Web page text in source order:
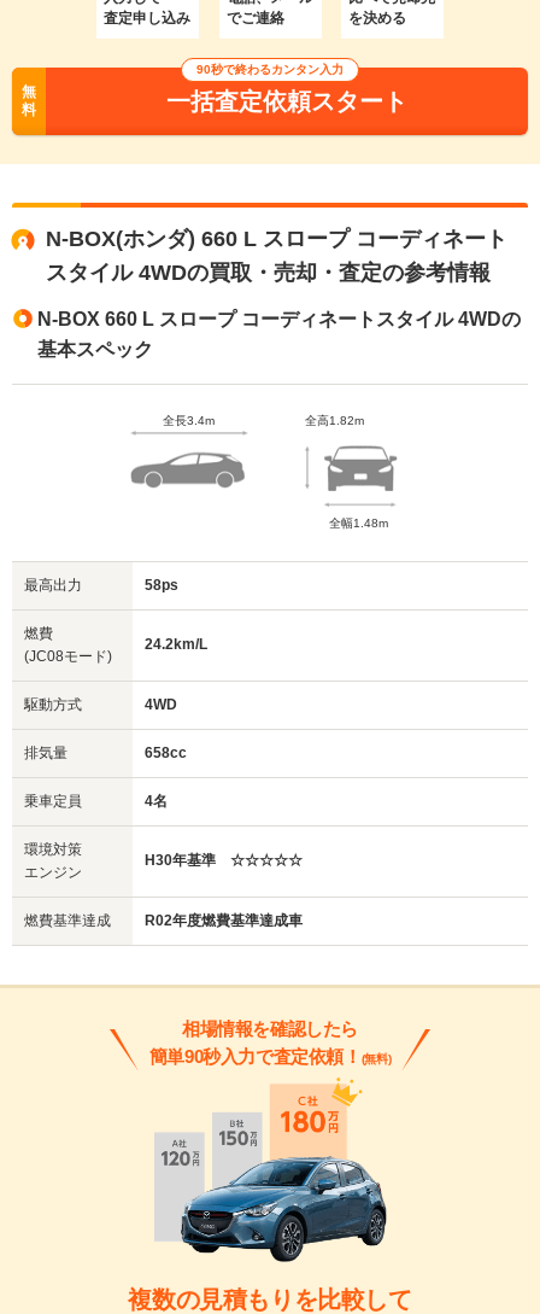
査定申し込み
でご連絡
を決める
無
料
90秒で終わるカンタン入力
一括査定依頼スタート
N-BOX(ホンダ) 660 L スロープ コーディネート
スタイル 4WDの買取・売却・査定の参考情報
N-BOX 660 L スロープ コーディネートスタイル 4WDの
基本スペック
全長3.4m 全高1.82m
全幅1.48m
最高出力 58ps
燃費
(JC08モード)
24.2km/L
駆動方式 4WD
排気量 658cc
乗車定員 4名
環境対策
エンジン
H30年基準 ☆☆☆☆☆
燃費基準達成 R02年度燃費基準達成車
相場情報を確認したら
簡単90秒入力で査定依頼！ (無料)
複数の見積もりを比較して